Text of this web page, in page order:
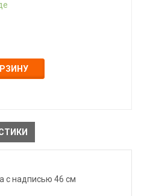
с надписью 46 см